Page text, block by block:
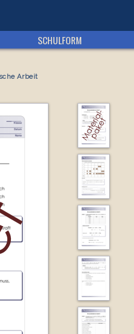
SCHULFORM
Arbeit